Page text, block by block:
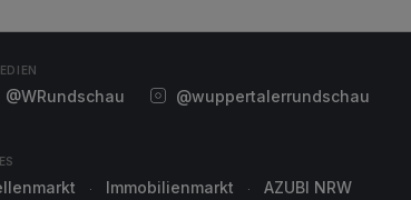
@WRundschau @wuppertalerrundschau
Immobilienmarkt AZUBI NRW